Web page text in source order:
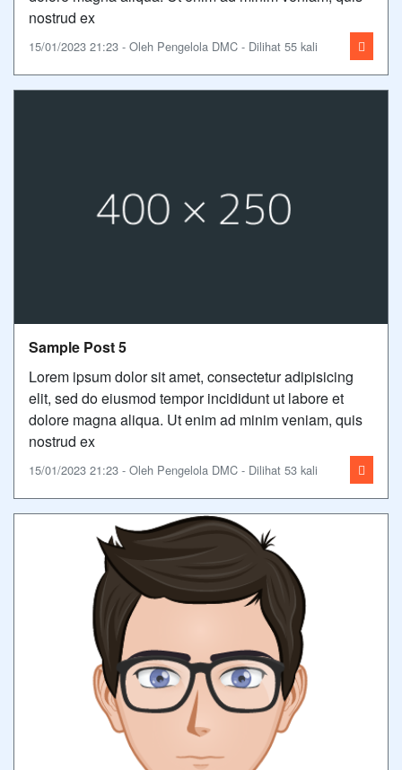
nostrud ex
15/01/2023 21:23 - Oleh Pengelola DMC - Dilihat 55 kali
Sample Post 5
Lorem ipsum dolor sit amet, consectetur adipisicing
elit, sed do eiusmod tempor incididunt ut labore et
dolore magna aliqua. Ut enim ad minim veniam, quis
nostrud ex
15/01/2023 21:23 - Oleh Pengelola DMC - Dilihat 53 kali